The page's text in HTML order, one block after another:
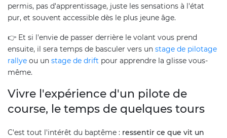
permis, pas d'apprentissage, juste les sensations à l'état
pur, et souvent accessible dès le plus jeune âge.
👉 Et si l'envie de passer derrière le volant vous prend
ensuite, il sera temps de basculer vers un stage de pilotage
rallye ou un stage de drift pour apprendre la glisse vous-
même.
Vivre l'expérience d'un pilote de
course, le temps de quelques tours
C'est tout l'intérêt du baptême : ressentir ce que vit un